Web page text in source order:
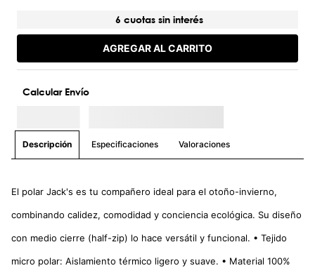
6 cuotas sin interés
AGREGAR AL CARRITO
Calcular Envío
Descripción Especificaciones Valoraciones
El polar Jack's es tu compañero ideal para el otoño-invierno,
combinando calidez, comodidad y conciencia ecológica. Su diseño
con medio cierre (half-zip) lo hace versátil y funcional. • Tejido
micro polar: Aislamiento térmico ligero y suave. • Material 100%